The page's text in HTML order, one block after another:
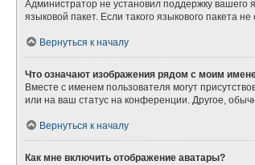
Администратор не установил поддержку
языковой пакет. Если такого языкового пакета
Вернуться к началу
Что означают изображения рядом с моим
Вместе с именем пользователя могут
или на ваш статус на конференции. Другое,
Вернуться к началу
Как мне включить отображение аватары?